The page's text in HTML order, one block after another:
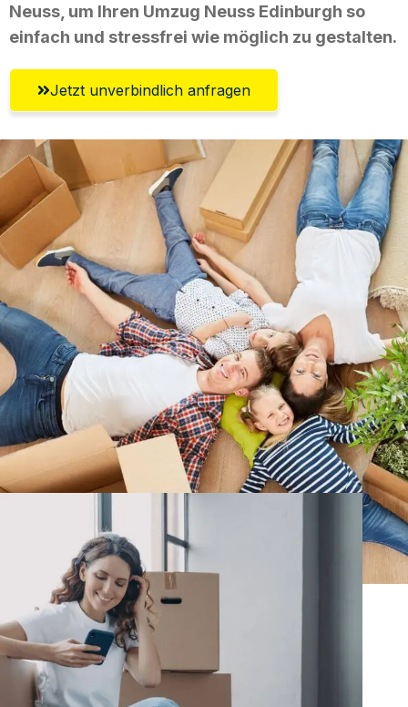
Neuss, um Ihren Umzug Neuss Edinburgh so
einfach und stressfrei wie möglich zu gestalten.
Jetzt unverbindlich anfragen